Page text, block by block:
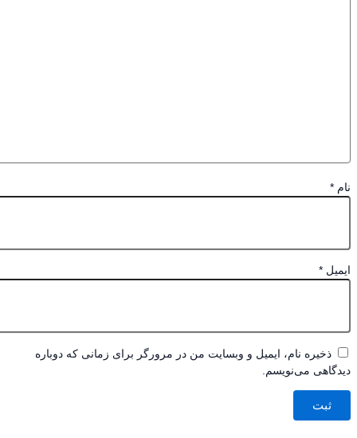
*
ذخیره نام، ایمیل و وبسایت من در مرورگر برای زمانی که دوباره
می‌نویسم.